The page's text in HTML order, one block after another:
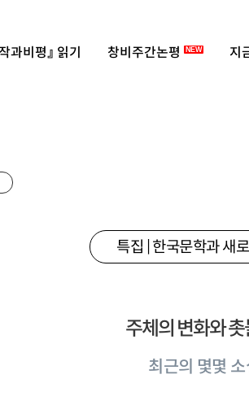
과비평』 읽기 창비주간논평 NEW 지
특집 | 한국문학과 새
주체의 변화와
최근의 몇몇